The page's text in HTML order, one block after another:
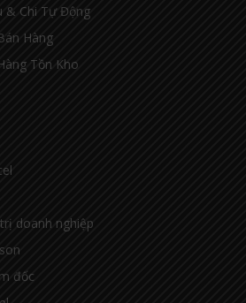
& Chi Tự Động
Hàng
Tồn Kho
doanh nghiệp
đốc